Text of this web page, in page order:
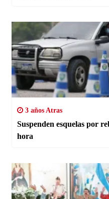
3 años Atras
Suspenden esquelas por
hora